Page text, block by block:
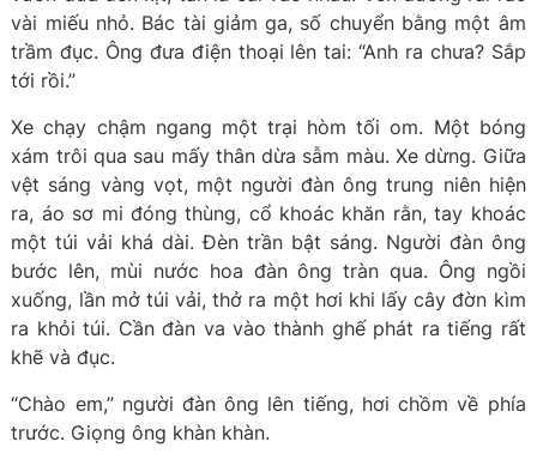
vài miếu nhỏ. Bác tài giảm ga, số chuyển bằng một âm
trầm đục. Ông đưa điện thoại lên tai: “Anh ra chưa? Sắp
tới rồi.”
Xe chạy chậm ngang một trại hòm tối om. Một bóng
xám trôi qua sau mấy thân dừa sẫm màu. Xe dừng. Giữa
vệt sáng vàng vọt, một người đàn ông trung niên hiện
ra, áo sơ mi đóng thùng, cổ khoác khăn rằn, tay khoác
một túi vải khá dài. Đèn trần bật sáng. Người đàn ông
bước lên, mùi nước hoa đàn ông tràn qua. Ông ngồi
xuống, lần mở túi vải, thở ra một hơi khi lấy cây đờn kìm
ra khỏi túi. Cần đàn va vào thành ghế phát ra tiếng rất
khẽ và đục.
“Chào em,” người đàn ông lên tiếng, hơi chồm về phía
trước. Giọng ông khàn khàn.